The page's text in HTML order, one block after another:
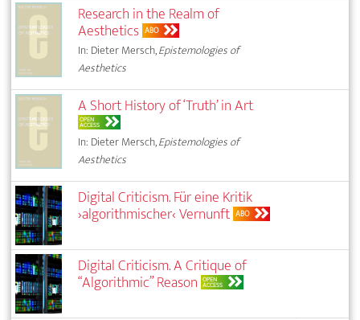
Research in the Realm of
Aesthetics ABO
In: Dieter Mersch,Epistemologies of
Aesthetics
A Short History of ‘Truth’ in Art
OPEN
ACCESS
In: Dieter Mersch,Epistemologies of
Aesthetics
Digital Criticism. Für eine Kritik
›algorithmischer‹ Vernunft ABO
Digital Criticism. A Critique of
“Algorithmic” Reason OPEN
ACCESS